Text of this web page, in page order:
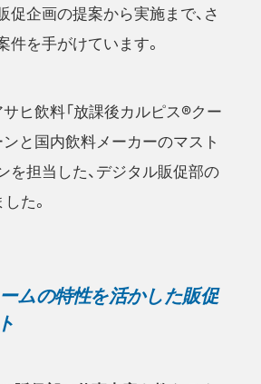
促企画の提案から実施まで、さ
件を手がけています。
サヒ飲料「放課後カルピス®クー
ンと国内飲料メーカーのマスト
を担当した、デジタル販促部の
た。
ムの特性を活かした販促